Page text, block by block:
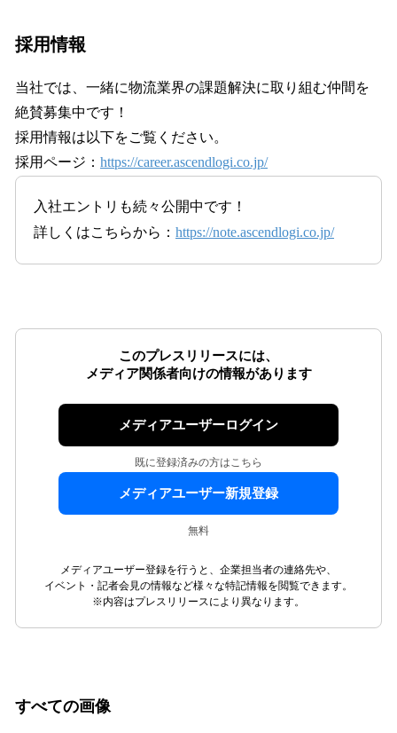
採用情報
当社では、一緒に物流業界の課題解決に取り組む仲間を
絶賛募集中です！
採用情報は以下をご覧ください。
採用ページ： https://career.ascendlogi.co.jp/
入社エントリも続々公開中です！
詳しくはこちらから： https://note.ascendlogi.co.jp/
このプレスリリースには、
メディア関係者向けの情報があります
メディアユーザーログイン
既に登録済みの方はこちら
メディアユーザー新規登録
無料
メディアユーザー登録を行うと、企業担当者の連絡先や、
イベント・記者会見の情報など様々な特記情報を閲覧できます。
※内容はプレスリリースにより異なります。
すべての画像